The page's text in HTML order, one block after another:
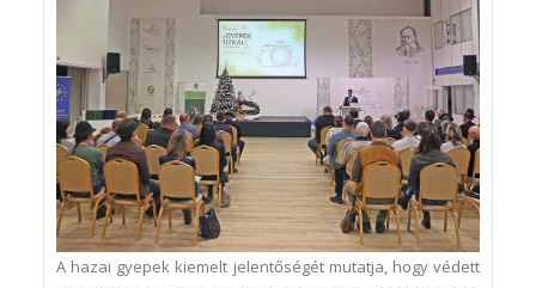
A hazai gyepek kiemelt jelentőségét mutatja, hogy védett